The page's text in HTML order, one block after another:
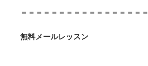
＝＝＝＝＝＝＝＝＝＝＝＝＝＝＝＝＝
無料メールレッスン